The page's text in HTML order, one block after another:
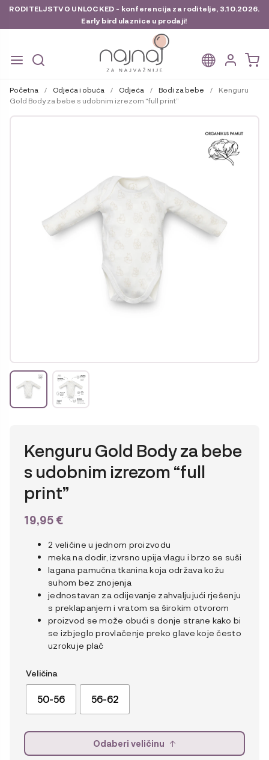
RODITELJSTVO UNLOCKED - konferencija za roditelje, 3.10.2026.
Early bird ulaznice u prodaji!
na
navigaciju
do
sadržaja
Početna / Odjeća i obuća / Odjeća / Bodi za bebe /
Kenguru
Gold Body za bebe s udobnim izrezom “full print”
Kenguru Gold Body za bebe
s udobnim izrezom “full
print”
19,95 €
2 veličine u jednom proizvodu
meka na dodir, izvrsno upija vlagu i brzo se suši
lagana pamučna tkanina koja održava kožu
suhom bez znojenja
jednostavan za odijevanje zahvaljujući rješenju
s preklapanjem i vratom sa širokim otvorom
proizvod se može obući s donje strane kako bi
se izbjeglo provlačenje preko glave koje često
uzrokuje plač
Veličina
50-56 56-62
Odaberi veličinu